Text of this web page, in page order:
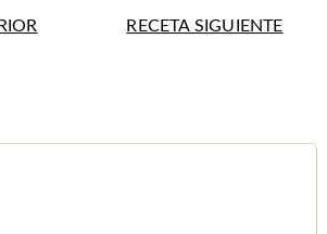
RECETA SIGUIENTE